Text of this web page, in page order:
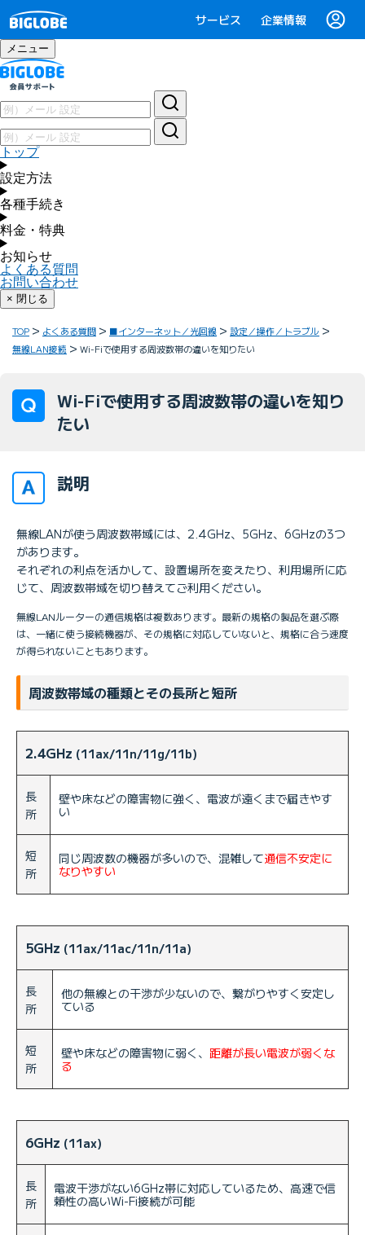
サービス 企業情報
メニュー
トップ
設定方法
各種手続き
料金・特典
お知らせ
よくある質問
お問い合わせ
× 閉じる
TOP よくある質問 ■インターネット／光回線
設定／操作／トラブル
無線LAN接続
Wi-Fiで使用する周波数帯の違いを知りたい
Wi-Fiで使用する周波数帯の違いを知り
たい
説明
無線LANが使う周波数帯域には、2.4GHz、5GHz、6GHzの3つ
があります。
それぞれの利点を活かして、設置場所を変えたり、利用場所に応
じて、周波数帯域を切り替えてご利用ください。
無線LANルーターの通信規格は複数あります。最新の規格の製品を選ぶ際
は、一緒に使う接続機器が、その規格に対応していないと、規格に合う速度
が得られないこともあります。
周波数帯域の種類とその長所と短所
2.4GHz (11ax/11n/11g/11b)
長
所
壁や床などの障害物に強く、電波が遠くまで届きやす
い
短
所
同じ周波数の機器が多いので、混雑して通信不安定に
なりやすい
5GHz (11ax/11ac/11n/11a)
長
所
他の無線との干渉が少ないので、繋がりやすく安定し
ている
短
所
壁や床などの障害物に弱く、 距離が長い電波が弱くな
る
6GHz (11ax)
長
所
電波干渉がない6GHz帯に対応しているため、高速で信
頼性の高いWi-Fi接続が可能